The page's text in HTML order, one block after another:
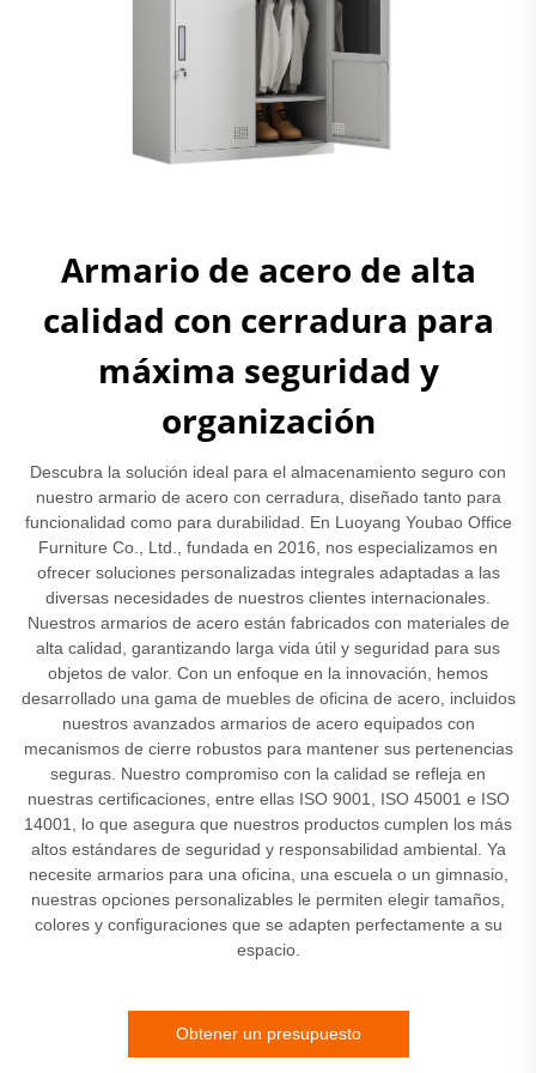
Armario de acero de alta
calidad con cerradura para
máxima seguridad y
organización
Descubra la solución ideal para el almacenamiento seguro con
nuestro armario de acero con cerradura, diseñado tanto para
funcionalidad como para durabilidad. En Luoyang Youbao Office
Furniture Co., Ltd., fundada en 2016, nos especializamos en
ofrecer soluciones personalizadas integrales adaptadas a las
diversas necesidades de nuestros clientes internacionales.
Nuestros armarios de acero están fabricados con materiales de
alta calidad, garantizando larga vida útil y seguridad para sus
objetos de valor. Con un enfoque en la innovación, hemos
desarrollado una gama de muebles de oficina de acero, incluidos
nuestros avanzados armarios de acero equipados con
mecanismos de cierre robustos para mantener sus pertenencias
seguras. Nuestro compromiso con la calidad se refleja en
nuestras certificaciones, entre ellas ISO 9001, ISO 45001 e ISO
14001, lo que asegura que nuestros productos cumplen los más
altos estándares de seguridad y responsabilidad ambiental. Ya
necesite armarios para una oficina, una escuela o un gimnasio,
nuestras opciones personalizables le permiten elegir tamaños,
colores y configuraciones que se adapten perfectamente a su
espacio.
Obtener un presupuesto